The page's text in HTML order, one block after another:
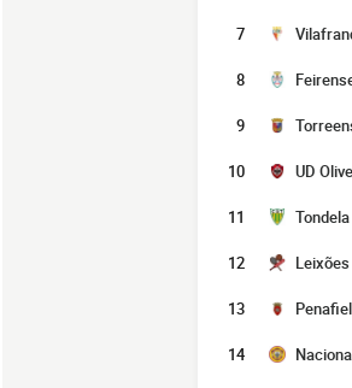
7
8
9
10 UD
11 Tondela
12 Leixões
13 Penafiel
14